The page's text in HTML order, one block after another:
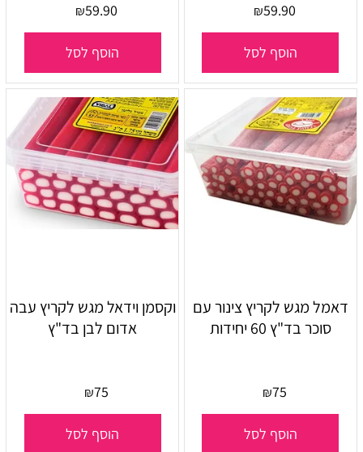
₪59.90
הוסף לסל
₪59.90
הוסף לסל
דאמל מגש לקריץ צינור עם
סוכר בד"ץ 60 יחידות
₪75
הוסף לסל
וקסמן וידאל מגש לקריץ עבה
אדום לבן בד"ץ
₪75
הוסף לסל